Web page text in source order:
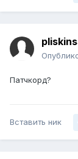
Патчкорд?
Вставить ник